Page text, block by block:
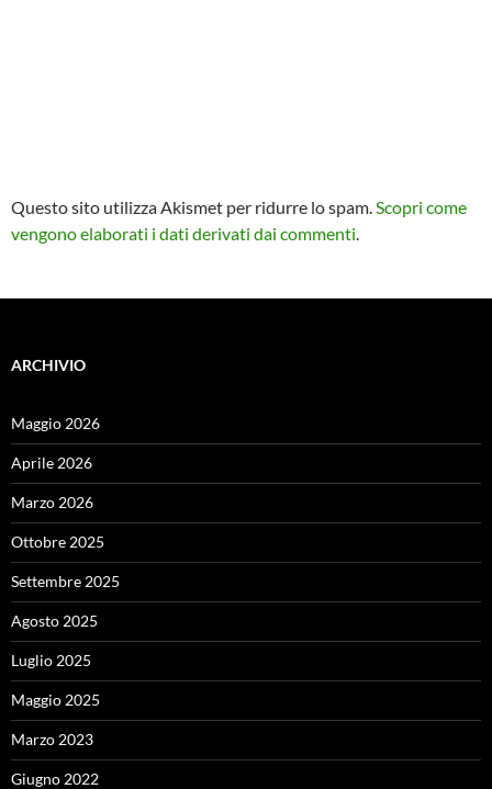
Questo sito utilizza Akismet per ridurre lo spam.Scopri come
vengono elaborati i dati derivati dai commenti.
ARCHIVIO
Maggio 2026
Aprile 2026
Marzo 2026
Ottobre 2025
Settembre 2025
Agosto 2025
Luglio 2025
Maggio 2025
Marzo 2023
Giugno 2022